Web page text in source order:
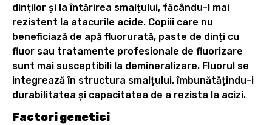
dinților și la întărirea smalțului, făcându-l mai
rezistent la atacurile acide. Copiii care nu
beneficiază de apă fluorurată, paste de dinți cu
fluor sau tratamente profesionale de fluorizare
sunt mai susceptibili la demineralizare. Fluorul se
integrează în structura smalțului, îmbunătățindu-i
durabilitatea și capacitatea de a rezista la acizi.
Factori genetici